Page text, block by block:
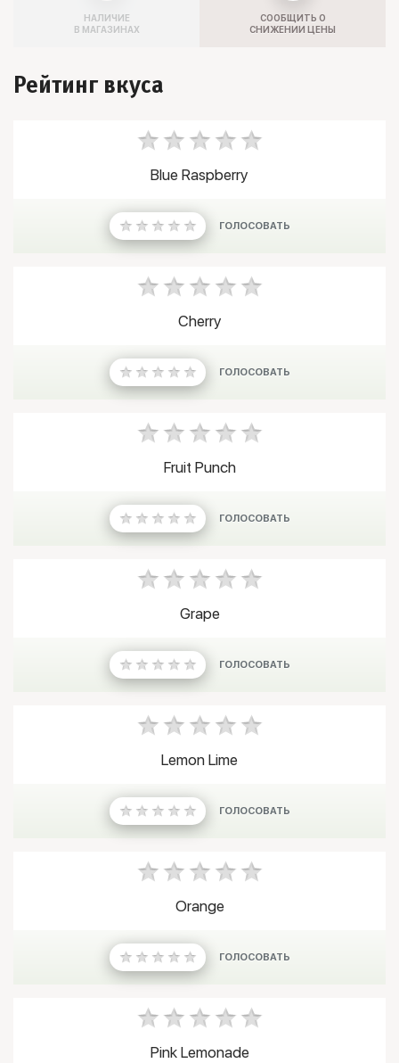
НАЛИЧИЕ
В МАГАЗИНАХ
СООБЩИТЬ О
СНИЖЕНИИ ЦЕНЫ
Рейтинг вкуса
Blue Raspberry
ГОЛОСОВАТЬ
Cherry
ГОЛОСОВАТЬ
Fruit Punch
ГОЛОСОВАТЬ
Grape
ГОЛОСОВАТЬ
Lemon Lime
ГОЛОСОВАТЬ
Orange
ГОЛОСОВАТЬ
Pink Lemonade